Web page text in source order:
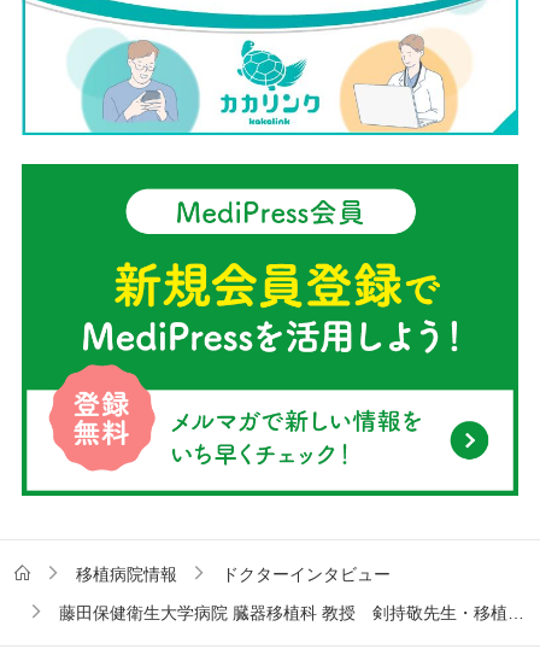
移植病院情報
ドクターインタビュー
藤田保健衛生大学病院 臓器移植科 教授 剣持敬先生・移植医療支援室インタビュー